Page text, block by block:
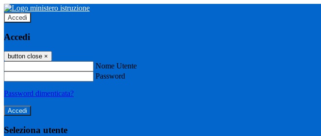
Accedi
Accedi
button close ×
Nome Utente
Password
Password dimenticata?
Seleziona utente